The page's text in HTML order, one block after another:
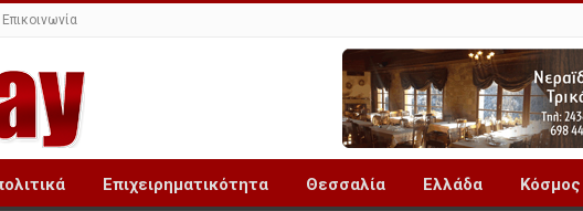
Επικοινωνία
Επιχειρηματικότητα Θεσσαλία Ελλάδα Κόσμος